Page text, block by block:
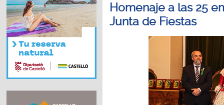
Homenaje a las 25
Junta de Fiestas